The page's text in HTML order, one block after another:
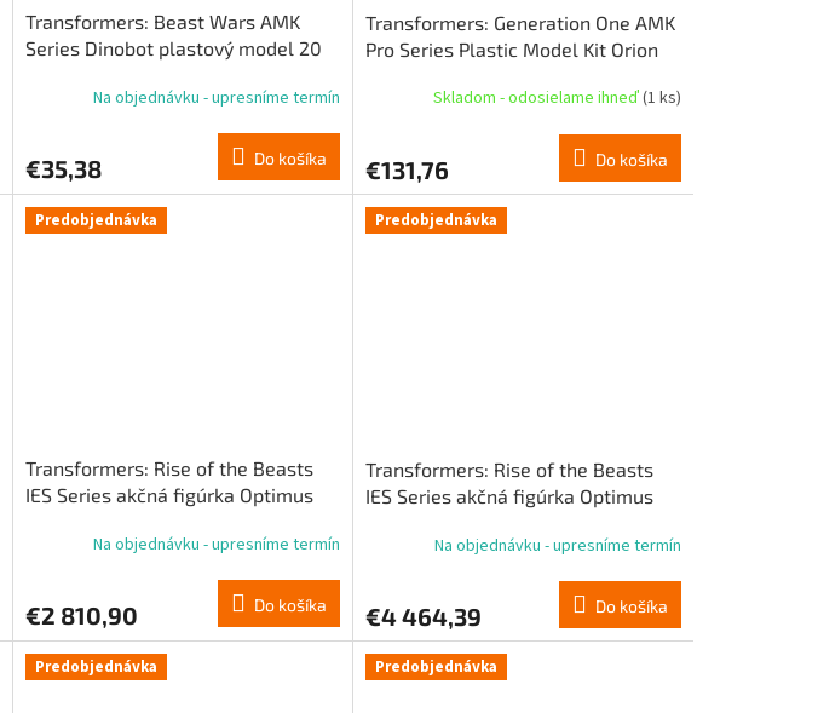
Transformers: Beast Wars AMK
Series Dinobot plastový model 20
Na objednávku - upresníme termín
€35,38 Do košíka
Transformers: Generation One AMK
Pro Series Plastic Model Kit Orion
Skladom - odosielame ihneď(1 ks)
€131,76 Do košíka
Predobjednávka
Transformers: Rise of the Beasts
IES Series akčná figúrka Optimus
Na objednávku - upresníme termín
€2 810,90 Do košíka
Predobjednávka
Transformers: Rise of the Beasts
IES Series akčná figúrka Optimus
Na objednávku - upresníme termín
€4 464,39 Do košíka
Predobjednávka Predobjednávka